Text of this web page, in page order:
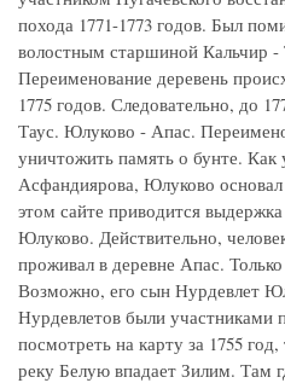
похода 1771-1773 годов. Был
волостным старшиной Кальчир -
Переименование деревень
1775 годов. Следовательно, до
Таус. Юлуково - Апас.
уничтожить память о бунте. Как
Асфандиярова, Юлуково
этом сайте приводится
Юлуково. Действительно,
проживал в деревне Апас.
Возможно, его сын Нурдевлет
Нурдевлетов были участниками
посмотреть на карту за 1755
реку Белую впадает Зилим. Там